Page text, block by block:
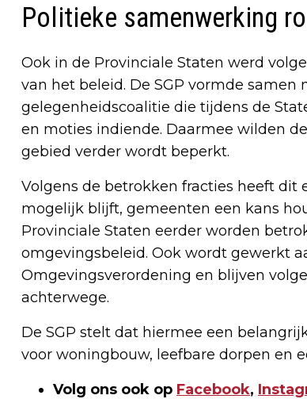
Politieke samenwerking
Ook in de Provinciale Staten werd
van het beleid. De SGP vormde
gelegenheidscoalitie die tijdens de
en moties indiende. Daarmee wilden
gebied verder wordt beperkt.
Volgens de betrokken fracties heeft
mogelijk blijft, gemeenten een kans
Provinciale Staten eerder worden
omgevingsbeleid. Ook wordt gewerkt
Omgevingsverordening en blijven
achterwege.
De SGP stelt dat hiermee een
voor woningbouw, leefbare dorpen en
Volg ons ook op Facebook,